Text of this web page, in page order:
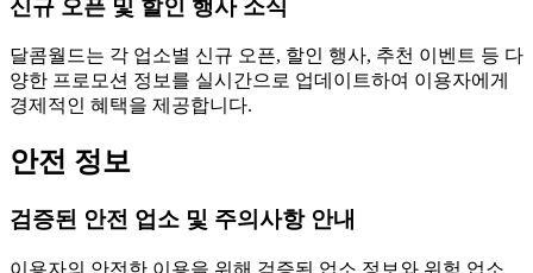
신규 오픈 및 할인 행사 소식
달콤월드는 각 업소별 신규 오픈, 할인 행사, 추천 이벤트 등 다
양한 프로모션 정보를 실시간으로 업데이트하여 이용자에게
경제적인 혜택을 제공합니다.
안전 정보
검증된 안전 업소 및 주의사항 안내
이용자의 안전한 이용을 위해 검증된 업소 정보와 위험 업소